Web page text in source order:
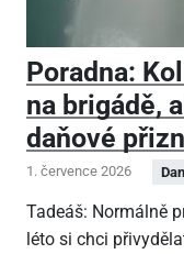
Poradna:
na brigádě,
daňové
1. července 2026
Tadeáš: Normálně
léto si chci